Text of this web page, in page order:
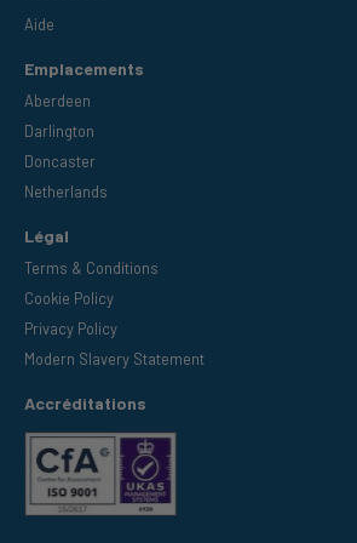
Aide
Emplacements
Aberdeen
Darlington
Doncaster
Netherlands
Légal
Terms & Conditions
Cookie Policy
Privacy Policy
Modern Slavery Statement
Accréditations